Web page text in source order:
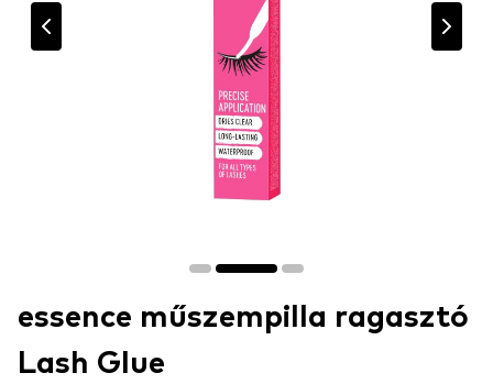
essence műszempilla ragasztó
Lash Glue